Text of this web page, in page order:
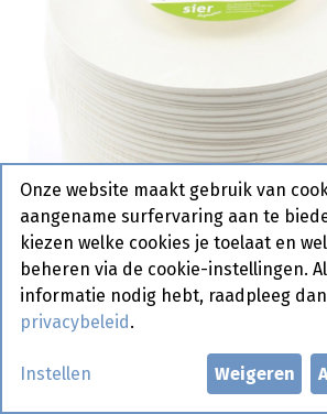
Bagastro Bord Rond
st
Onze website maakt gebruik van
aangename surfervaring aan te
kiezen welke cookies je toelaat en
beheren via de cookie-instellingen.
informatie nodig hebt, raadpleeg
privacybeleid .
Instellen Weigeren